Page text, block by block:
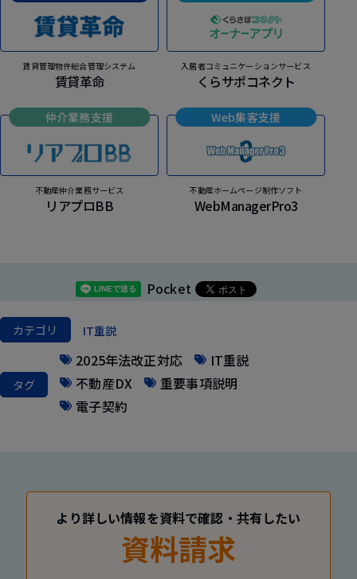
賃貸管理物件総合管理システム
賃貸革命
入居者コミュニケーションサービス
くらサポコネクト
仲介業務支援
不動産仲介業務サービス
リアプロBB
Web集客支援
不動産ホームページ制作ソフト
WebManagerPro3
Pocket
カテゴリ IT重説
タグ
2025年法改正対応
IT重説
不動産DX
重要事項説明
電子契約
より詳しい情報を資料で確認・共有したい
資料請求